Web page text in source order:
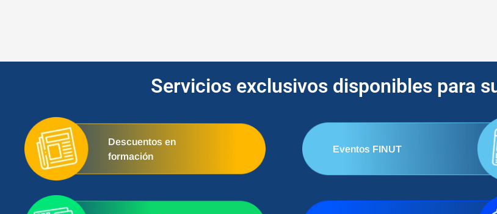
Servicios exclusivos disponibles para
Descuentos en
formación
Eventos FINUT